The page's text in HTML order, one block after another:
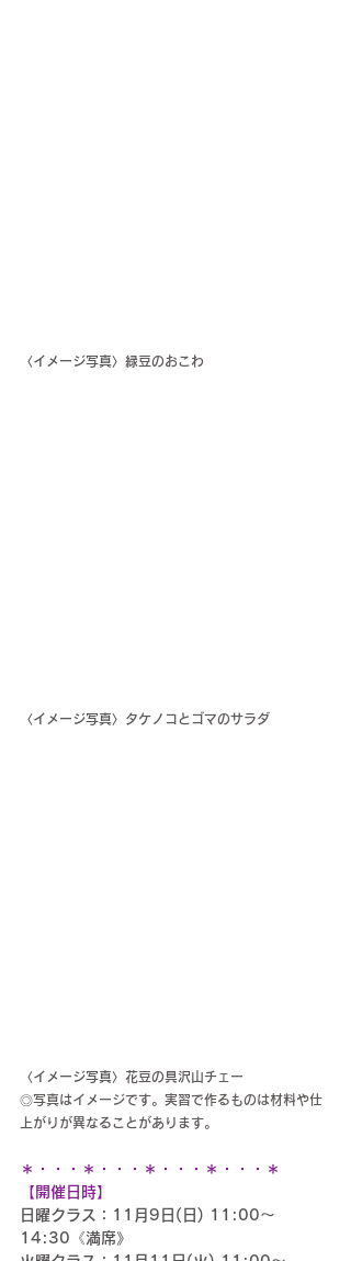
〈イメージ写真〉 緑豆のおこわ
〈イメージ写真〉 タケノコとゴマのサラダ
〈イメージ写真〉 花豆の具沢山チェー
◎写真はイメージです。実習で作るものは材料や仕
上がりが異なることがあります。
＊・・・＊・・・＊・・・＊・・・＊
【開催日時】
日曜クラス：11月9日(日) 11:00～
14:30《満席》